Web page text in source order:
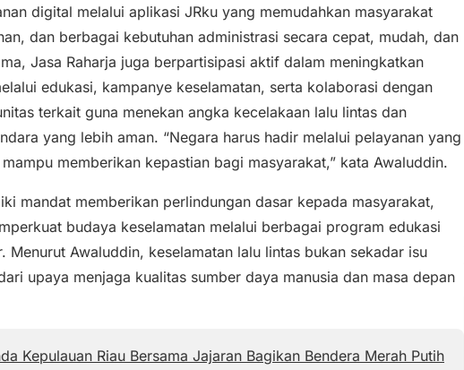
digital melalui aplikasi JRku yang memudahkan masyarakat
dan berbagai kebutuhan administrasi secara cepat, mudah, dan
Jasa Raharja juga berpartisipasi aktif dalam meningkatkan
edukasi, kampanye keselamatan, serta kolaborasi dengan
terkait guna menekan angka kecelakaan lalu lintas dan
yang lebih aman. “Negara harus hadir melalui pelayanan yang
memberikan kepastian bagi masyarakat,” kata Awaluddin.
mandat memberikan perlindungan dasar kepada masyarakat,
budaya keselamatan melalui berbagai program edukasi
Menurut Awaluddin, keselamatan lalu lintas bukan sekadar isu
upaya menjaga kualitas sumber daya manusia dan masa depan
Kepulauan Riau Bersama Jajaran Bagikan Bendera Merah Putih